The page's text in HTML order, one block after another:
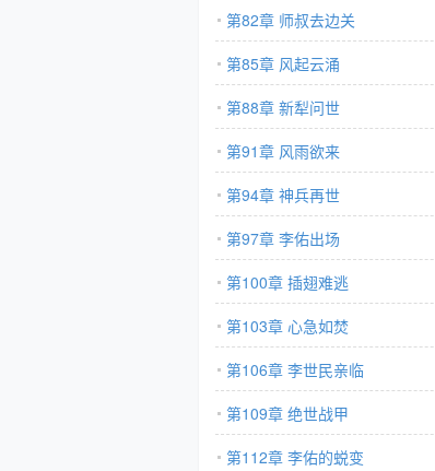
第82章 师叔去边关
第85章 风起云涌
第88章 新犁问世
第91章 风雨欲来
第94章 神兵再世
第97章 李佑出场
第100章 插翅难逃
第103章 心急如焚
第106章 李世民亲临
第109章 绝世战甲
第112章 李佑的蜕变